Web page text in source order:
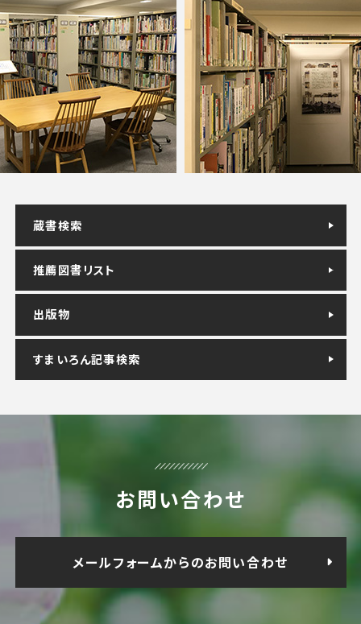
蔵書検索
推薦図書リスト
出版物
すまいろん記事検索
お問い合わせ
メールフォームからのお問い合わせ